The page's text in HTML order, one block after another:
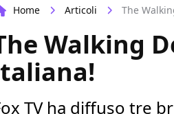
Home Articoli The
Walking
TV ha diffuso tre